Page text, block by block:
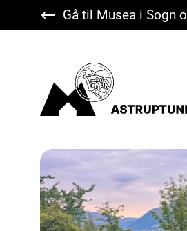
Gå til Musea i Sogn
Astruptunet